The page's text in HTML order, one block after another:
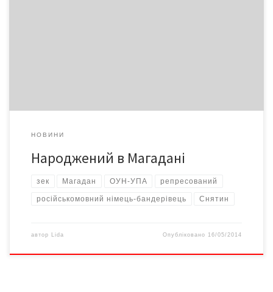
НОВИНИ
Народжений в Магадані
зек Магадан ОУН-УПА репресований
російськомовний німець-бандерівець Снятин
автор Lida Опубліковано 16/05/2014